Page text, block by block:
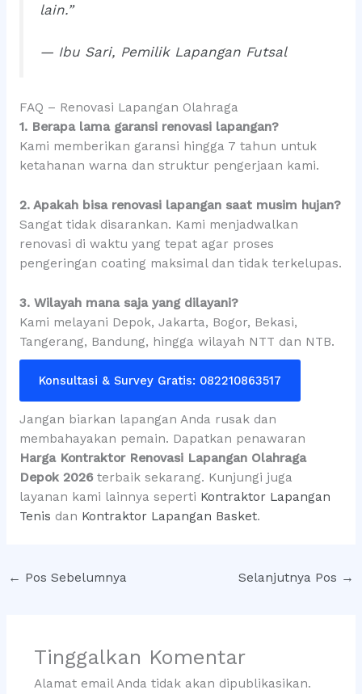
lain.”
— Ibu Sari, Pemilik Lapangan Futsal
FAQ – Renovasi Lapangan Olahraga
1. Berapa lama garansi renovasi lapangan?
Kami memberikan garansi hingga 7 tahun untuk
ketahanan warna dan struktur pengerjaan kami.
2. Apakah bisa renovasi lapangan saat musim hujan?
Sangat tidak disarankan. Kami menjadwalkan
renovasi di waktu yang tepat agar proses
pengeringan coating maksimal dan tidak terkelupas.
3. Wilayah mana saja yang dilayani?
Kami melayani Depok, Jakarta, Bogor, Bekasi,
Tangerang, Bandung, hingga wilayah NTT dan NTB.
Konsultasi & Survey Gratis: 082210863517
Jangan biarkan lapangan Anda rusak dan
membahayakan pemain. Dapatkan penawaran
Harga Kontraktor Renovasi Lapangan Olahraga
Depok 2026terbaik sekarang. Kunjungi juga
layanan kami lainnya seperti Kontraktor Lapangan
Tenis dan Kontraktor Lapangan Basket.
← Pos Sebelumnya Selanjutnya Pos →
Tinggalkan Komentar
Alamat email Anda tidak akan dipublikasikan.